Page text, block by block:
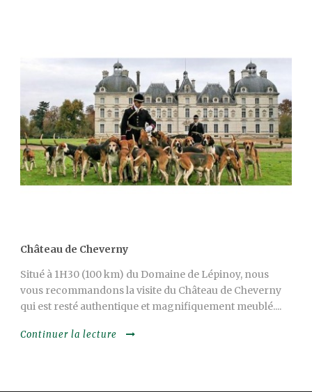
Château de Cheverny
Situé à 1H30 (100 km) du Domaine de Lépinoy, nous
vous recommandons la visite du Château de Cheverny
qui est resté authentique et magnifiquement meublé....
Continuer la lecture